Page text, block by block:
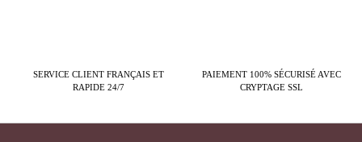
SERVICE CLIENT FRANÇAIS ET
RAPIDE 24/7
PAIEMENT 100% SÉCURISÉ AVEC
CRYPTAGE SSL